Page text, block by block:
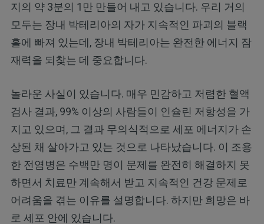
지의 약 3분의 1만 만들어 내고 있습니다. 우리 거의
모두는 장내 박테리아의 자가 지속적인 파괴의 블랙
홀에 빠져 있는데, 장내 박테리아는 완전한 에너지 잠
재력을 되찾는 데 중요합니다.
놀라운 사실이 있습니다. 매우 민감하고 저렴한 혈액
검사 결과, 99% 이상의 사람들이 인슐린 저항성을 가
지고 있으며, 그 결과 무의식적으로 세포 에너지가 손
상된 채 살아가고 있는 것으로 나타났습니다. 이 조용
한 전염병은 수백만 명이 문제를 완전히 해결하지 못
하면서 치료만 계속해서 받고 지속적인 건강 문제로
어려움을 겪는 이유를 설명합니다. 하지만 희망은 바
로 세포 안에 있습니다.